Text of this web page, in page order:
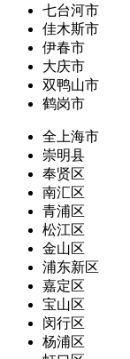
七台河市
佳木斯市
伊春市
大庆市
双鸭山市
鹤岗市
全上海市
崇明县
奉贤区
南汇区
青浦区
松江区
金山区
浦东新区
嘉定区
宝山区
闵行区
杨浦区